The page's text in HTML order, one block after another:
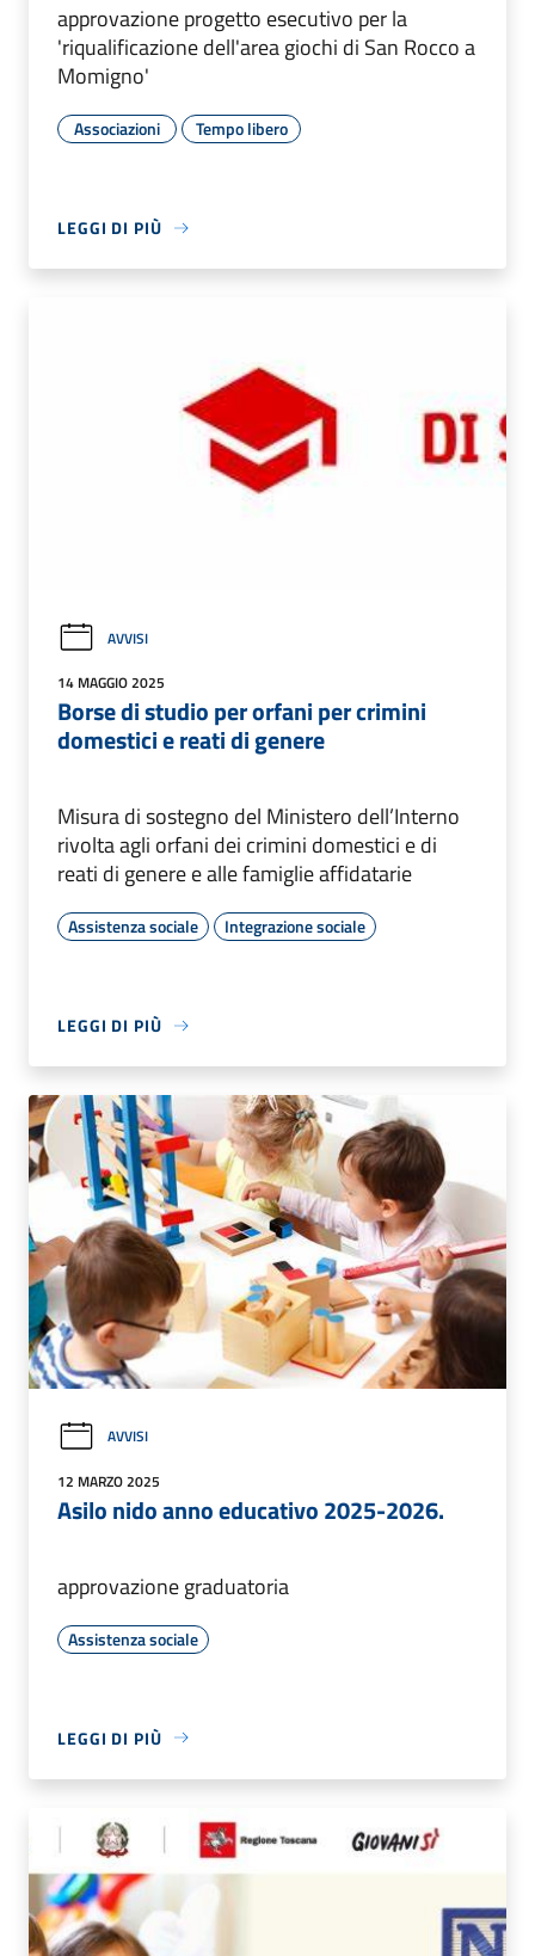
approvazione progetto esecutivo per la
'riqualificazione dell'area giochi di San Rocco a
Momigno'
Associazioni Tempo libero
LEGGI DI PIÙ
AVVISI
14 MAGGIO 2025
Borse di studio per orfani per crimini
domestici e reati di genere
Misura di sostegno del Ministero dell’Interno
rivolta agli orfani dei crimini domestici e di
reati di genere e alle famiglie affidatarie
Assistenza sociale Integrazione sociale
LEGGI DI PIÙ
AVVISI
12 MARZO 2025
Asilo nido anno educativo 2025-2026.
approvazione graduatoria
Assistenza sociale
LEGGI DI PIÙ